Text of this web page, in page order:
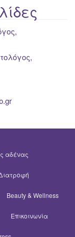
αδένας
Beauty & Wellness
Επικοινωνία